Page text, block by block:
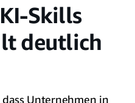
Skills
deutlich
Unternehmen in